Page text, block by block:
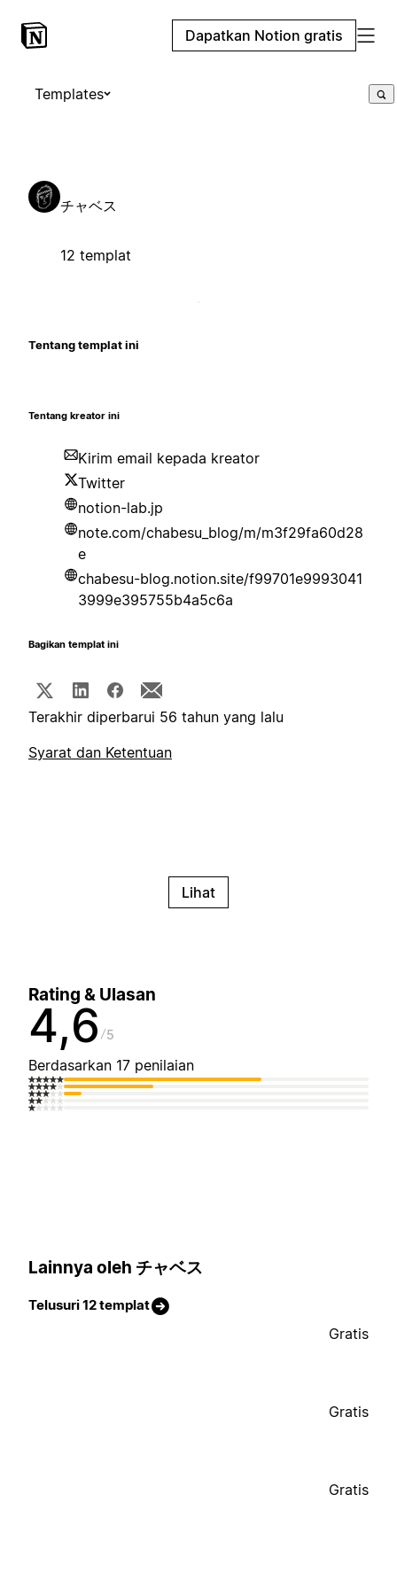
Dapatkan Notion gratis
Templates
チャベス
12 templat
Tentang templat ini
Tentang kreator ini
Kirim email kepada kreator
Twitter
notion-lab.jp
note.com/chabesu_blog/m/m3f29fa60d28
e
chabesu-blog.notion.site/f99701e9993041
3999e395755b4a5c6a
Bagikan templat ini
Terakhir diperbarui 56 tahun yang lalu
Syarat dan Ketentuan
Lihat
Rating & Ulasan
4,6 5
Berdasarkan 17 penilaian
Lainnya oleh チャベス
Telusuri 12 templat
Gratis
Gratis
Gratis